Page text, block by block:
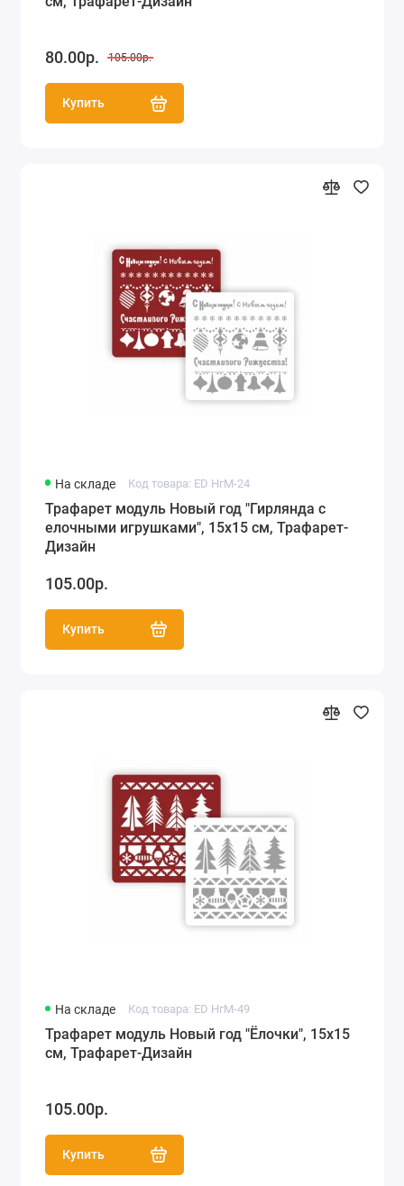
80.00р. 105.00р.
Купить
На складе Код товара: ED НгМ-24
Трафарет модуль Новый год "Гирлянда с
елочными игрушками", 15х15 см, Трафарет-
Дизайн
105.00р.
Купить
На складе Код товара: ED НгМ-49
Трафарет модуль Новый год "Ёлочки", 15х15
см, Трафарет-Дизайн
105.00р.
Купить